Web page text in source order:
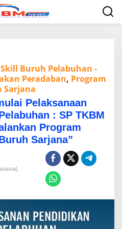
Buruh Pelabuhan -
Peradaban, Program
Sarjana
Pelaksanaan
: SP TKBM
Program
Sarjana”